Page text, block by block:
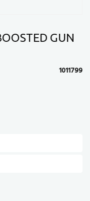
GUN
1011799